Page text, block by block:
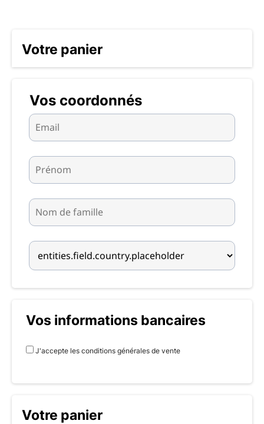
Votre panier
Vos coordonnés
Vos informations bancaires
J'accepte les conditions générales de vente
Votre panier